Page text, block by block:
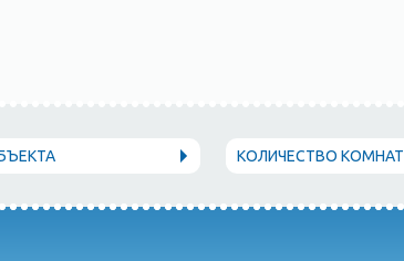
КОЛИЧЕСТВО КОМНАТ